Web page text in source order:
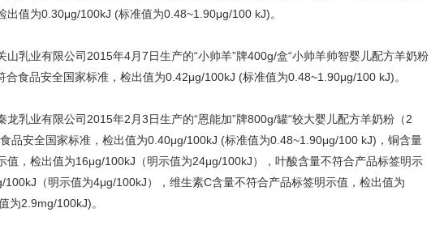
出值为0.30μg/100kJ (标准值为0.48~1.90μg/100 kJ)。
乳业有限公司2015年4月7日生产的“小帅羊”牌400g/盒“小帅羊帅智婴儿配方羊奶粉
合食品安全国家标准，检出值为0.42μg/100kJ (标准值为0.48~1.90μg/100 kJ)。
乳业有限公司2015年2月3日生产的“恩能加”牌800g/罐“较大婴儿配方羊奶粉（2
品安全国家标准，检出值为0.40μg/100kJ (标准值为0.48~1.90μg/100 kJ)，铜含量
值，检出值为16μg/100kJ（明示值为24μg/100kJ），叶酸含量不符合产品标签明示
100kJ（明示值为4μg/100kJ），维生素C含量不符合产品标签明示值，检出值为
为2.9mg/100kJ)。